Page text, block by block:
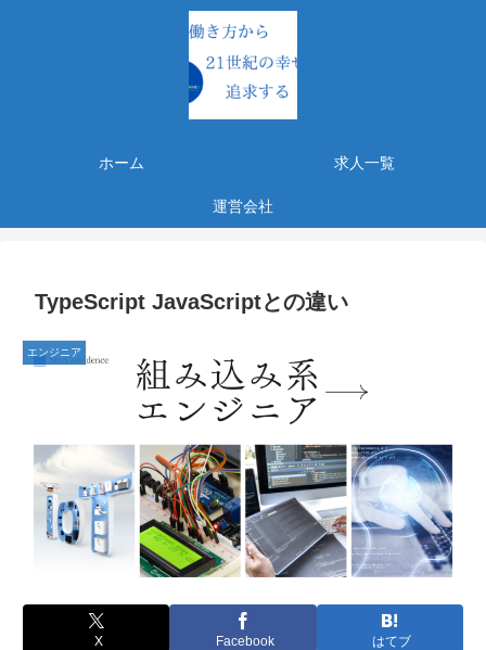
ホーム 求人一覧
運営会社
TypeScript JavaScriptとの違い
エンジニア
X Facebook はてブ